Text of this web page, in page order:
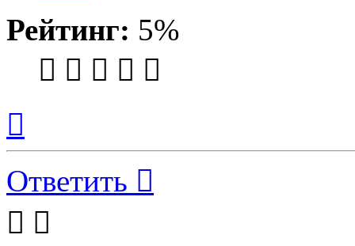
Рейтинг: 5%
началу
Ответить